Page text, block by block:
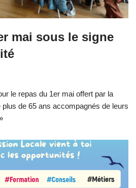
mai sous le signe
le repas du 1er mai offert par la
de 65 ans accompagnés de leurs